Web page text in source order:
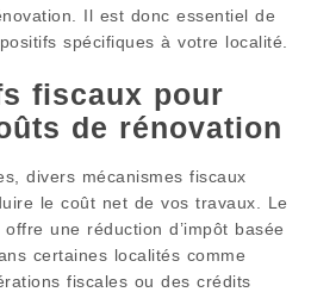
Il est donc essentiel de
spécifiques à votre localité.
fiscaux pour
de rénovation
divers mécanismes fiscaux
le coût net de vos travaux. Le
une réduction d’impôt basée
certaines localités comme
fiscales ou des crédits